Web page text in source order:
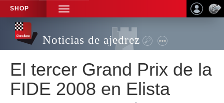
SHOP
TOGGLE
NAVIGATION
Noticias de ajedrez
El tercer Grand Prix de la
FIDE 2008 en Elista